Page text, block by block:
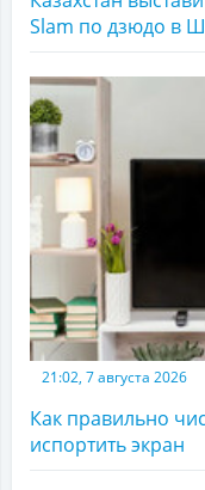
Slam по дзюдо в
21:02, 7 августа 2026
Как правильно
испортить экран